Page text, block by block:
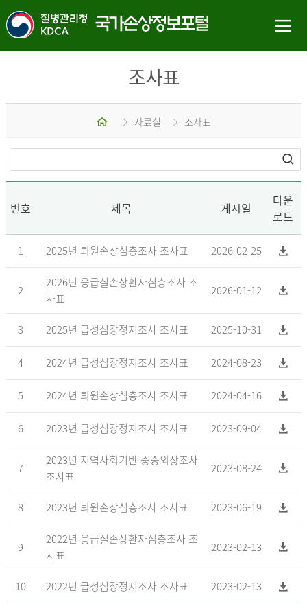
조사표
홈 자료실 조사표
번호 제목 게시일
다운
로드
1 2025년 퇴원손상심층조사 조사표 2026-02-25
2
2026년 응급실손상환자심층조사 조
사표
2026-01-12
3 2025년 급성심장정지조사 조사표 2025-10-31
4 2024년 급성심장정지조사 조사표 2024-08-23
5 2024년 퇴원손상심층조사 조사표 2024-04-16
6 2023년 급성심장정지조사 조사표 2023-09-04
7
2023년 지역사회기반 중증외상조사
조사표
2023-08-24
8 2023년 퇴원손상심층조사 조사표 2023-06-19
9
2022년 응급실손상환자심층조사 조
사표
2023-02-13
10 2022년 급성심장정지조사 조사표 2023-02-13